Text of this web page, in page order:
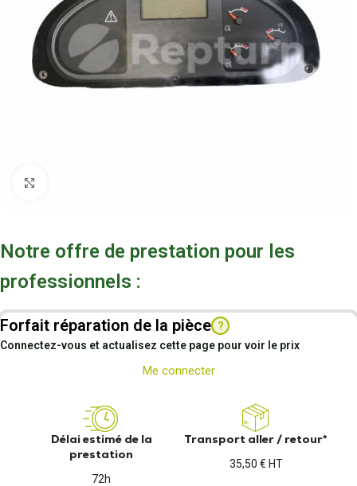
Notre offre de prestation pour les
professionnels :
Forfait réparation de la pièce ?
Connectez-vous et actualisez cette page pour voir le prix
Me connecter
Délai estimé de la
prestation
72h
Transport aller / retour*
35,50 € HT